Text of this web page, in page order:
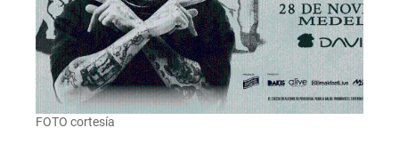
FOTO cortesía